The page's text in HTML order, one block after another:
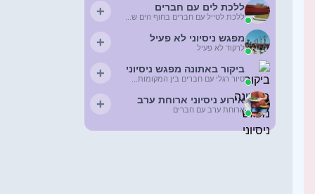
ללכת לים עם חברים
ללכת לטייל עם חברים בחוף הים ש... +
מפגש ניסיוני לא פעיל
לרקוד לא פעיל +
ביקור באתונה מפגש ניסיוני
סיור רגלי עם חברים בין המקומות... +
אירוע ניסיוני ארוחת ערב
ארוחת ערב עם חברים +